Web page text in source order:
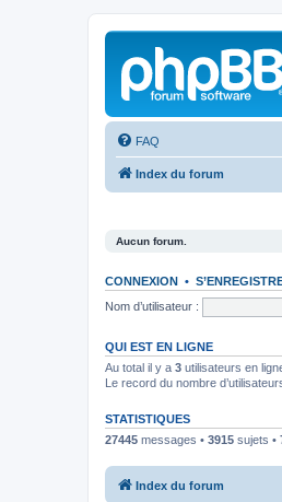
FAQ
Index du forum
Aucun forum.
CONNEXION •
Nom d’utilisateur :
QUI EST EN LIGNE
Au total il y a 3 utilisateurs en
Le record du nombre
STATISTIQUES
27445 messages • 3915 sujets •
Index du forum